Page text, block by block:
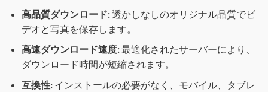
高品質ダウンロード:透かしなしのオリジナル品質でビ
デオと写真を保存します。
高速ダウンロード速度:最適化されたサーバーにより、
ダウンロード時間が短縮されます。
互換性: インストールの必要がなく、モバイル、タブレ